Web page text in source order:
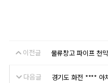
이전글 물류창고 파이프 천
다음글 경기도 화전 **** 아